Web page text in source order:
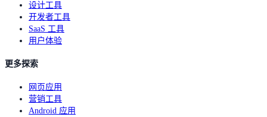
设计工具
开发者工具
SaaS 工具
用户体验
更多探索
网页应用
营销工具
Android 应用